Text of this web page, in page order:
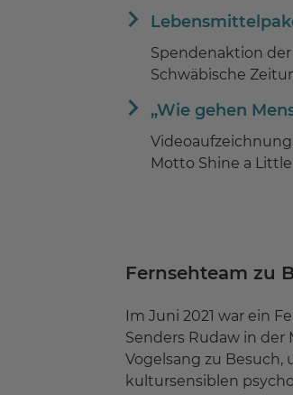
Spendenaktion
Schwäbische
„Wie gehen
Motto Shine a
Fernsehteam zu
Im Juni 2021 war ein
Senders Rudaw in der
Vogelsang zu Besuch,
kultursensiblen